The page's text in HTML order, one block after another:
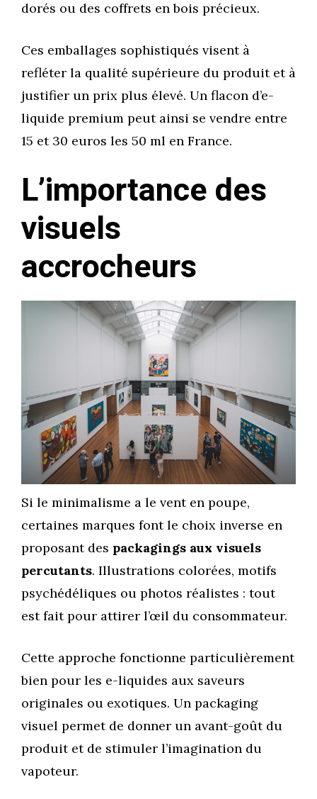
dorés ou des coffrets en bois précieux.
Ces emballages sophistiqués visent à
refléter la qualité supérieure du produit et à
justifier un prix plus élevé. Un flacon d’e-
liquide premium peut ainsi se vendre entre
15 et 30 euros les 50 ml en France.
L’importance des
visuels
accrocheurs
Si le minimalisme a le vent en poupe,
certaines marques font le choix inverse en
proposant des packagings aux visuels
percutants. Illustrations colorées, motifs
psychédéliques ou photos réalistes : tout
est fait pour attirer l’œil du consommateur.
Cette approche fonctionne particulièrement
bien pour les e-liquides aux saveurs
originales ou exotiques. Un packaging
visuel permet de donner un avant-goût du
produit et de stimuler l’imagination du
vapoteur.